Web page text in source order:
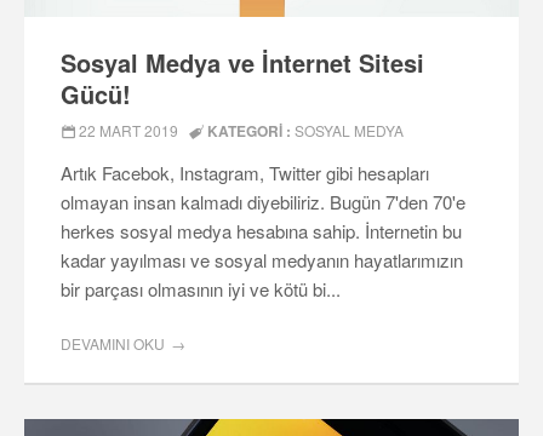
Sosyal Medya ve İnternet Sitesi
Gücü!
22 MART 2019 KATEGORI : SOSYAL MEDYA
Artık Facebok, Instagram, Twitter gibi hesapları
olmayan insan kalmadı diyebiliriz. Bugün 7'den 70'e
herkes sosyal medya hesabına sahip. İnternetin bu
kadar yayılması ve sosyal medyanın hayatlarımızın
bir parçası olmasının iyi ve kötü bi...
DEVAMINI OKU